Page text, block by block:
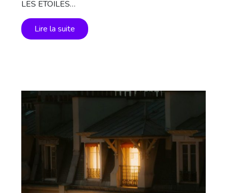
LES ETOILES…
Lire la suite